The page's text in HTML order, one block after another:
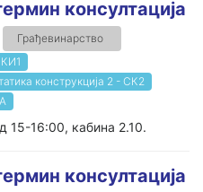
консултација
Грађевинарство
конструкција 2 - СК2
15-16:00, кабина 2.10.
консултација